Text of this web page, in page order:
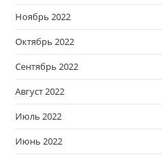
Ноябрь 2022
Октябрь 2022
Сентябрь 2022
Август 2022
Июль 2022
Июнь 2022